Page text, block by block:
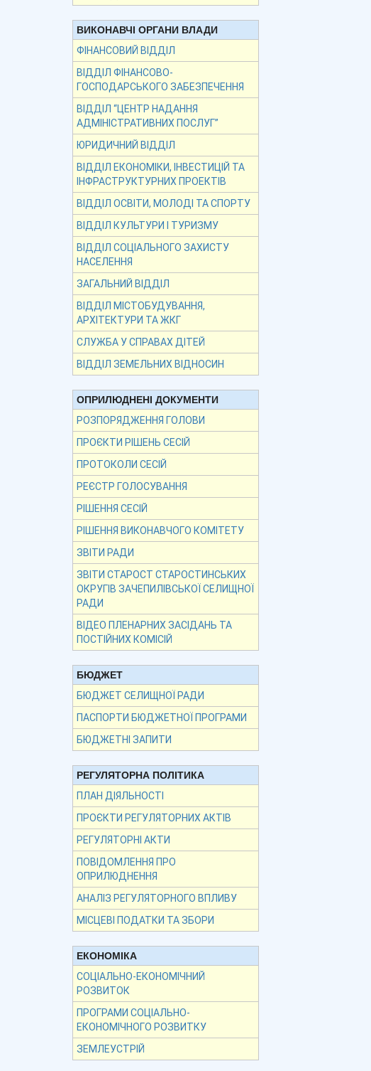
ВИКОНАВЧІ ОРГАНИ ВЛАДИ
ФІНАНСОВИЙ ВІДДІЛ
ВІДДІЛ ФІНАНСОВО-
ГОСПОДАРСЬКОГО ЗАБЕЗПЕЧЕННЯ
ВІДДІЛ “ЦЕНТР НАДАННЯ
АДМІНІСТРАТИВНИХ ПОСЛУГ”
ЮРИДИЧНИЙ ВІДДІЛ
ВІДДІЛ ЕКОНОМІКИ, ІНВЕСТИЦІЙ ТА
ІНФРАСТРУКТУРНИХ ПРОЕКТІВ
ВІДДІЛ ОСВІТИ, МОЛОДІ ТА СПОРТУ
ВІДДІЛ КУЛЬТУРИ І ТУРИЗМУ
ВІДДІЛ СОЦІАЛЬНОГО ЗАХИСТУ
НАСЕЛЕННЯ
ЗАГАЛЬНИЙ ВІДДІЛ
ВІДДІЛ МІСТОБУДУВАННЯ,
АРХІТЕКТУРИ ТА ЖКГ
СЛУЖБА У СПРАВАХ ДІТЕЙ
ВІДДІЛ ЗЕМЕЛЬНИХ ВІДНОСИН
ОПРИЛЮДНЕНІ ДОКУМЕНТИ
РОЗПОРЯДЖЕННЯ ГОЛОВИ
ПРОЄКТИ РІШЕНЬ СЕСІЙ
ПРОТОКОЛИ СЕСІЙ
РЕЄСТР ГОЛОСУВАННЯ
РІШЕННЯ СЕСІЙ
РІШЕННЯ ВИКОНАВЧОГО КОМІТЕТУ
ЗВІТИ РАДИ
ЗВІТИ СТАРОСТ СТАРОСТИНСЬКИХ
ОКРУГІВ ЗАЧЕПИЛІВСЬКОЇ СЕЛИЩНОЇ
РАДИ
ВІДЕО ПЛЕНАРНИХ ЗАСІДАНЬ ТА
ПОСТІЙНИХ КОМІСІЙ
БЮДЖЕТ
БЮДЖЕТ СЕЛИЩНОЇ РАДИ
ПАСПОРТИ БЮДЖЕТНОЇ ПРОГРАМИ
БЮДЖЕТНІ ЗАПИТИ
РЕГУЛЯТОРНА ПОЛІТИКА
ПЛАН ДІЯЛЬНОСТІ
ПРОЄКТИ РЕГУЛЯТОРНИХ АКТІВ
РЕГУЛЯТОРНІ АКТИ
ПОВІДОМЛЕННЯ ПРО
ОПРИЛЮДНЕННЯ
АНАЛІЗ РЕГУЛЯТОРНОГО ВПЛИВУ
МІСЦЕВІ ПОДАТКИ ТА ЗБОРИ
ЕКОНОМІКА
СОЦІАЛЬНО-ЕКОНОМІЧНИЙ
РОЗВИТОК
ПРОГРАМИ СОЦІАЛЬНО-
ЕКОНОМІЧНОГО РОЗВИТКУ
ЗЕМЛЕУСТРІЙ